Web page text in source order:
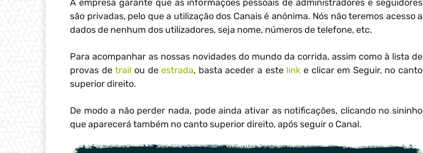
A empresa garante que as informações pessoais de administradores e seguidores
são privadas, pelo que a utilização dos Canais é anónima. Nós não teremos acesso a
dados de nenhum dos utilizadores, seja nome, números de telefone, etc.
Para acompanhar as nossas novidades do mundo da corrida, assim como à lista de
provas detrail ou deestrada, basta aceder a este link e clicar em Seguir, no canto
superior direito.
De modo a não perder nada, pode ainda ativar as notificações, clicando no sininho
que aparecerá também no canto superior direito, após seguir o Canal.